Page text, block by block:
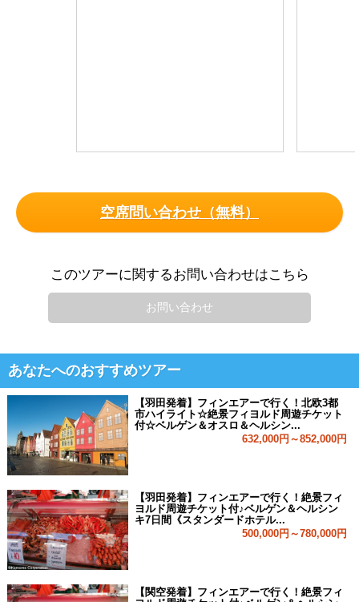
空席問い合わせ（無料）
このツアーに関するお問い合わせはこちら
お問い合わせ
あなたへのおすすめツアー
【羽田発着】フィンエアーで行く！北欧3都
市ハイライト☆絶景フィヨルド周遊チケット
付☆ベルゲン＆オスロ＆ヘルシン...
632,000円～852,000円
【羽田発着】フィンエアーで行く！絶景フィ
ヨルド周遊チケット付♪ベルゲン＆ヘルシン
キ7日間《スタンダードホテル...
500,000円～780,000円
【関空発着】フィンエアーで行く！絶景フィ